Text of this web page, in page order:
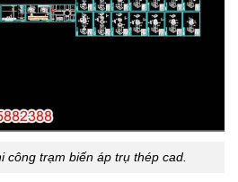
công trạm biến áp trụ thép cad.